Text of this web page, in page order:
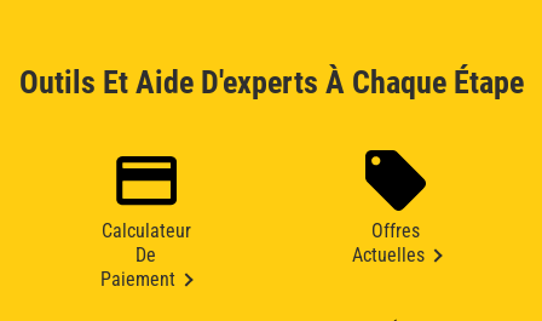
Outils Et Aide D'experts À Chaque Étape
Calculateur
De
Paiement
Offres
Actuelles